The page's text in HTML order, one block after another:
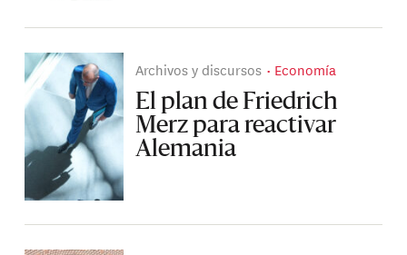
Archivos y discursos Economía
El plan de Friedrich
Merz para reactivar
Alemania